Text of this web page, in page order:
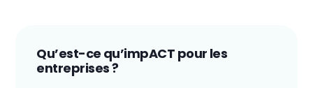
Qu’est-ce qu’impACT pour les
entreprises ?